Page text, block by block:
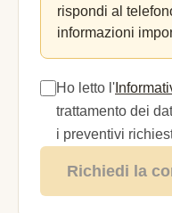
rispondi al
informazioni
Ho letto l'
trattamento dei
i preventivi
Richiedi la